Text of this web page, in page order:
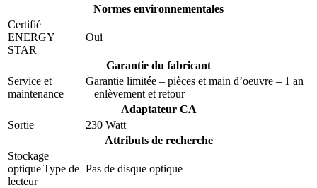
Normes environnementales
Certifié
ENERGY
STAR
Oui
Garantie du fabricant
Service et
maintenance
Garantie limitée – pièces et main d’oeuvre – 1 an
– enlèvement et retour
Adaptateur CA
Sortie
230 Watt
Attributs de recherche
Stockage
optique|Type de
lecteur
Pas de disque optique